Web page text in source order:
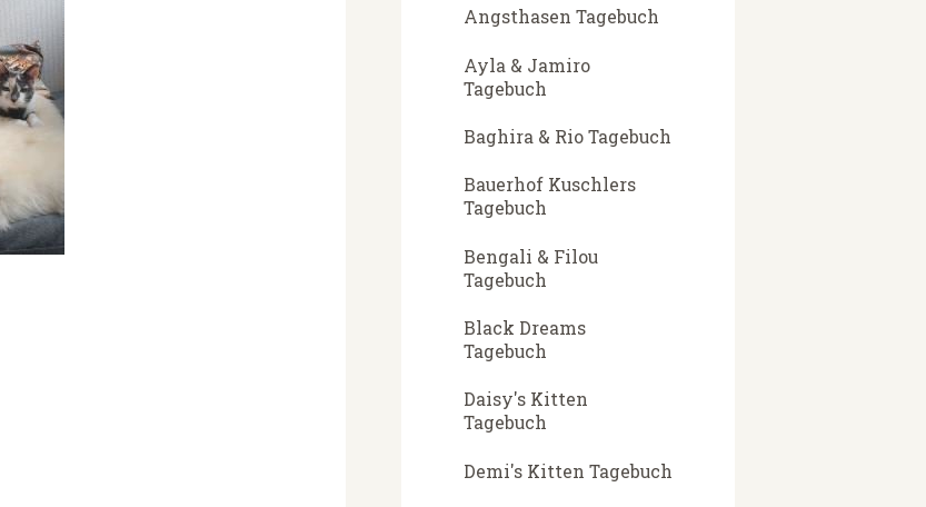
Angsthasen Tagebuch
Ayla & Jamiro
Tagebuch
Baghira & Rio Tagebuch
Bauerhof Kuschlers
Tagebuch
Bengali & Filou
Tagebuch
Black Dreams
Tagebuch
Daisy's Kitten
Tagebuch
Demi's Kitten Tagebuch